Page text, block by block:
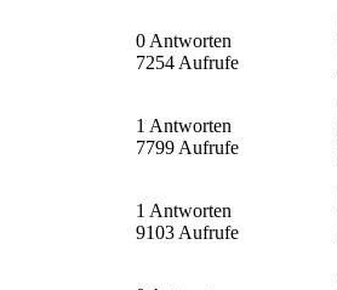
0 Antworten
7254 Aufrufe
1 Antworten
7799 Aufrufe
1 Antworten
9103 Aufrufe